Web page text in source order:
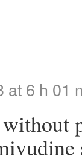
at 6 h 01